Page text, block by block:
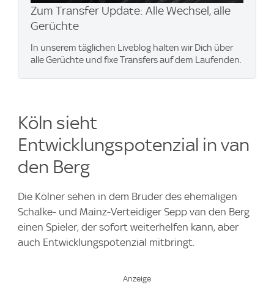
Zum Transfer Update: Alle Wechsel, alle
Gerüchte
In unserem täglichen Liveblog halten wir Dich über
alle Gerüchte und fixe Transfers auf dem Laufenden.
Köln sieht
Entwicklungspotenzial in van
den Berg
Die Kölner sehen in dem Bruder des ehemaligen
Schalke- und Mainz-Verteidiger Sepp van den Berg
einen Spieler, der sofort weiterhelfen kann, aber
auch Entwicklungspotenzial mitbringt.